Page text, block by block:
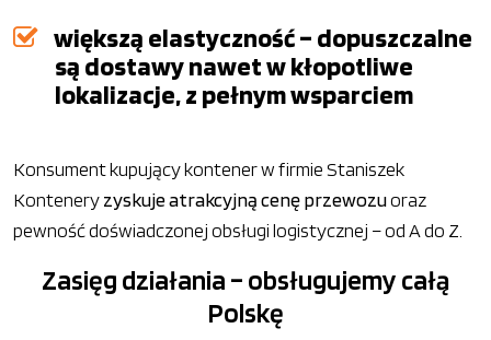
większą elastyczność – dopuszczalne
są dostawy nawet w kłopotliwe
lokalizacje, z pełnym wsparciem
Konsument kupujący kontener w firmie Staniszek
Konteneryzyskuje atrakcyjną cenę przewozuoraz
pewność doświadczonej obsługi logistycznej – od A do Z.
Zasięg działania – obsługujemy całą
Polskę